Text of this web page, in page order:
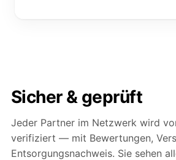
Sicher & geprüft
Jeder Partner im Netzwerk wird
verifiziert — mit Bewertungen,
Entsorgungsnachweis. Sie sehen